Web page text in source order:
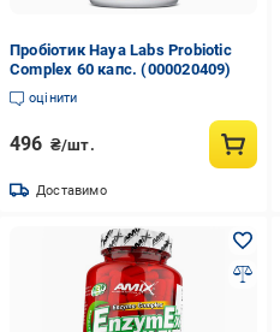
Пробіотик Haya Labs Probiotic
Complex 60 капс. (000020409)
оцінити
496 ₴/шт.
Доставимо